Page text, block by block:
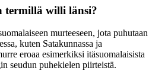
termillä willi länsi?
murteeseen, jota puhutaan
kuten Satakunnassa ja
eroaa esimerkiksi itäsuomalaisista
seudun puhekielen piirteistä.